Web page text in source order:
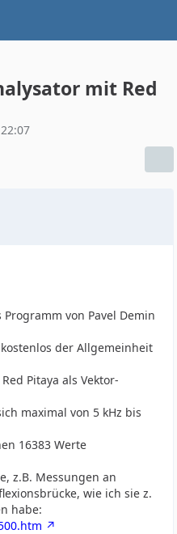
mit Red
von Pavel Demin
der Allgemeinheit
Pitaya als Vektor-
maximal von 5 kHz bis
16383 Werte
z.B. Messungen an
wie ich sie z.
habe: